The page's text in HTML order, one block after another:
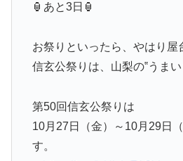
🏮あと3日🏮
お祭りといったら、やはり屋
信玄公祭りは、山梨の‟うま
第50回信玄公祭りは
10月27日（金）～10月29日
す。